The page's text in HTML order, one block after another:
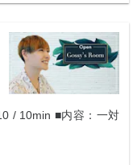
/ 10min ■内容：一対